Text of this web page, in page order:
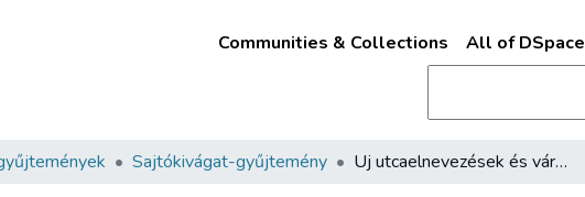
Communities & Collections All of DSpace
Sajtókivágat-gyűjtemény Uj utcaelnevezések és városrendezési tervek